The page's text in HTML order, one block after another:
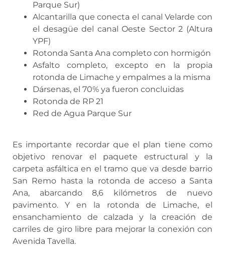
Parque Sur)
Alcantarilla que conecta el canal Velarde con
el desagüe del canal Oeste Sector 2 (Altura
YPF)
Rotonda Santa Ana completo con hormigón
Asfalto completo, excepto en la propia
rotonda de Limache y empalmes a la misma
Dársenas, el 70% ya fueron concluidas
Rotonda de RP 21
Red de Agua Parque Sur
Es importante recordar que el plan tiene como
objetivo renovar el paquete estructural y la
carpeta asfáltica en el tramo que va desde barrio
San Remo hasta la rotonda de acceso a Santa
Ana, abarcando 8,6 kilómetros de nuevo
pavimento. Y en la rotonda de Limache, el
ensanchamiento de calzada y la creación de
carriles de giro libre para mejorar la conexión con
Avenida Tavella.